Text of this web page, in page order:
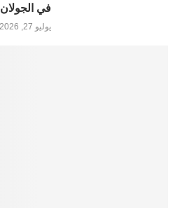
في الجولان
يوليو 27, 2026